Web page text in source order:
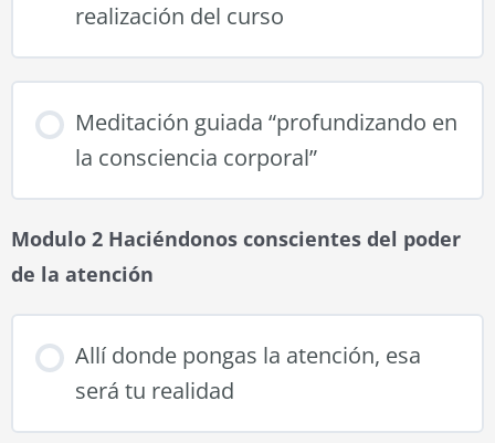
realización del curso
Meditación guiada “profundizando en
la consciencia corporal”
Modulo 2 Haciéndonos conscientes del poder
de la atención
Allí donde pongas la atención, esa
será tu realidad